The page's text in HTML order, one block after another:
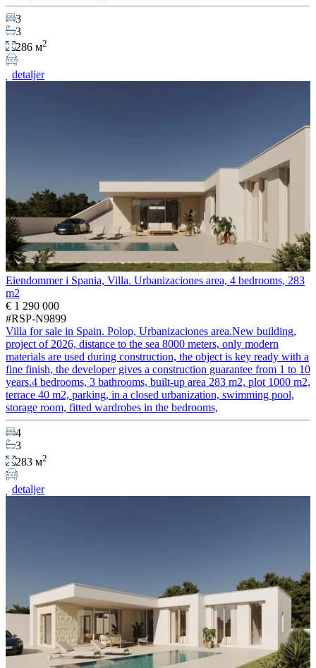
3
3
286 м2
detaljer
Eiendommer i Spania, Villa. Urbanizaciones area, 4 bedrooms, 283
m2
€ 1 290 000
#RSP-N9899
Villa for sale in Spain. Polop, Urbanizaciones area.New building,
project of 2026, distance to the sea 8000 meters, only modern
materials are used during construction, the object is key ready with a
fine finish, the developer gives a construction guarantee from 1 to 10
years.4 bedrooms, 3 bathrooms, built-up area 283 m2, plot 1000 m2,
terrace 40 m2, parking, in a closed urbanization, swimming pool,
storage room, fitted wardrobes in the bedrooms,
4
3
283 м2
detaljer